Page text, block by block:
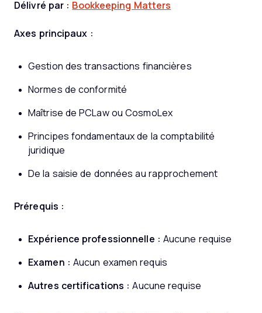
Délivré par : Bookkeeping Matters
Axes principaux :
Gestion des transactions financières
Normes de conformité
Maîtrise de PCLaw ou CosmoLex
Principes fondamentaux de la comptabilité
juridique
De la saisie de données au rapprochement
Prérequis :
Expérience professionnelle : Aucune requise
Examen : Aucun examen requis
Autres certifications : Aucune requise